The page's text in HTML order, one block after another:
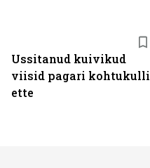
Ussitanud kuivikud
viisid pagari kohtukulli
ette